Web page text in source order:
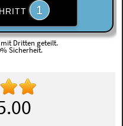
1
Dritten geteilt.
Sicherheit.